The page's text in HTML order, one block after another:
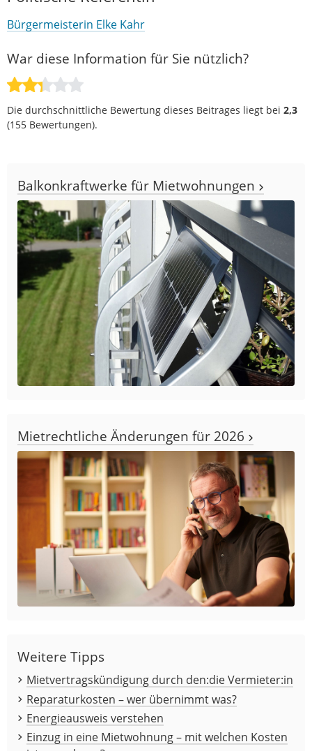
Bürgermeisterin Elke Kahr
War diese Information für Sie nützlich?
Die durchschnittliche Bewertung dieses Beitrages liegt bei 2,3
(155 Bewertungen).
Balkonkraftwerke für Mietwohnungen
Mietrechtliche Änderungen für 2026
Weitere Tipps
Mietvertragskündigung durch den:die Vermieter:in
Reparaturkosten – wer übernimmt was?
Energieausweis verstehen
Einzug in eine Mietwohnung – mit welchen Kosten